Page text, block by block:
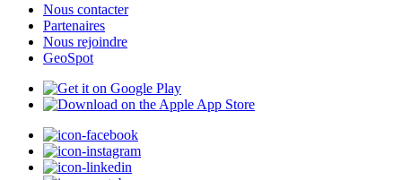
Nous contacter
Partenaires
Nous rejoindre
GeoSpot